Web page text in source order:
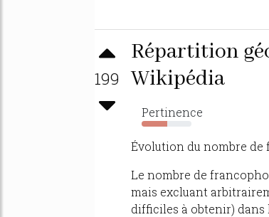
199
Répartition
Wikipédia
Pertinence
51%
Évolution du nombre
Le nombre de
mais excluant
difficiles à obtenir) dans